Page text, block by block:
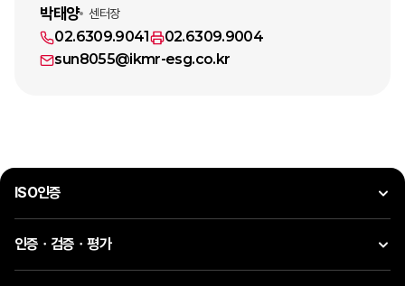
박태양 센터장
02.6309.9041
02.6309.9004
sun8055@ikmr-esg.co.kr
ISO인증
인증ㆍ검증ㆍ평가